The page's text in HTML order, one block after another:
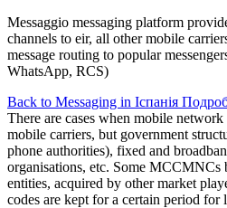
Messaggio messaging platform
channels to eir, all other mobile
message routing to popular
WhatsApp, RCS)
Back to Messaging in Іспанія
There are cases when mobile
mobile carriers, but government
phone authorities), fixed and
organisations, etc. Some MCCMNCs
entities, acquired by other market
codes are kept for a certain period for